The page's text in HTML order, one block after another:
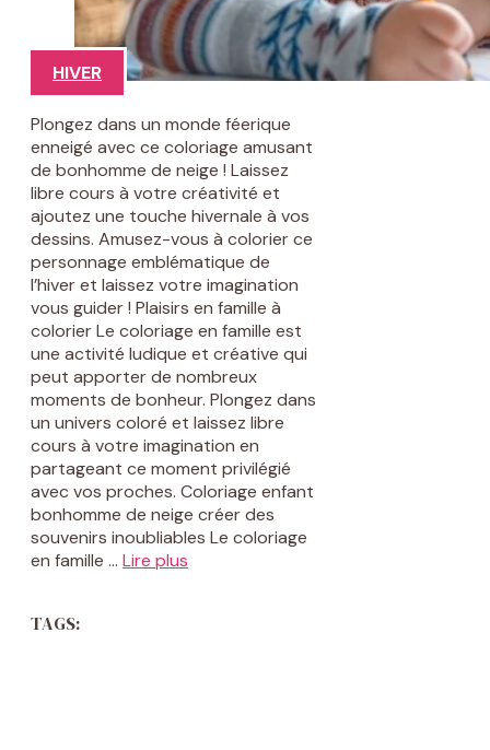
HIVER
Plongez dans un monde féerique
enneigé avec ce coloriage amusant
de bonhomme de neige ! Laissez
libre cours à votre créativité et
ajoutez une touche hivernale à vos
dessins. Amusez-vous à colorier ce
personnage emblématique de
l’hiver et laissez votre imagination
vous guider ! Plaisirs en famille à
colorier Le coloriage en famille est
une activité ludique et créative qui
peut apporter de nombreux
moments de bonheur. Plongez dans
un univers coloré et laissez libre
cours à votre imagination en
partageant ce moment privilégié
avec vos proches. Coloriage enfant
bonhomme de neige créer des
souvenirs inoubliables Le coloriage
en famille … Lire plus
TAGS: